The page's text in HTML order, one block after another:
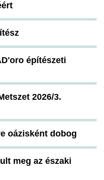
építészeti
2026/3.
oázisként dobog
meg az északi